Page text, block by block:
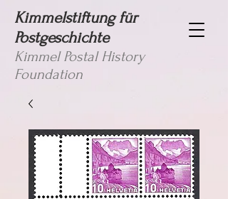
Kimmelstiftung für
Postgeschichte
Kimmel Postal History
Foundation